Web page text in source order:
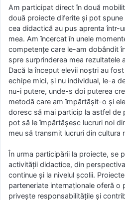
Am participat direct în două
două proiecte diferite și pot
cea didactică au pus aprenta într-
mea. Am încercat în unele
competențe care le-am dobândit
spre surprinderea mea rezultatele
Dacă la început elevii noștri au
echipe mici, și nu individual, le-a
nu-i putere, unde-s doi puterea
metodă care am împărtășit-o și
doresc să mai particip la astfel de
pot să le împărtășesc lucruri noi
meu să transmit lucruri din cultura
În urma participării la proiecte, se
activităţii didactice, din
continue şi la nivelul şcolii.
parteneriate internaţionale oferă o
priveşte responsabilităţile şi